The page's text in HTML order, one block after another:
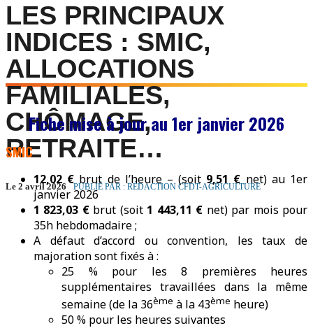
LES PRINCIPAUX
INDICES : SMIC,
ALLOCATIONS
FAMILIALES,
CHÔMAGE,
RETRAITE…
Le 2 avril 2026 PUBLIÉ PAR : RÉDACTION CFDT-AGRICULTURE
Fiche mise à jour au 1er janvier 2026
SMIC
12,02 € brut de l’heure – (soit 9,51 € net) au 1er
janvier 2026
1 823,03 €brut (soit 1 443,11 € net) par mois pour
35h hebdomadaire ;
A défaut d’accord ou convention, les taux de
majoration sont fixés à :
25 % pour les 8 premières heures
supplémentaires travaillées dans la même
semaine (de la 36ème à la 43ème heure)
50 % pour les heures suivantes